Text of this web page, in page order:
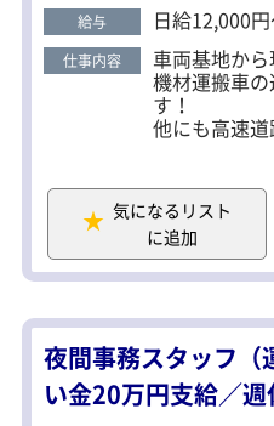
給与 日給12,000
仕事内容 車両基地か
機材運搬車
す！
他にも高速
・工事現場
に標識や、カ
設置
・工事中は
・終了した
基本的にチ
先輩社員も
※4割ドライ
になります。
気になるリスト
に追加
夜間事務スタッフ（
い金20万円支給／